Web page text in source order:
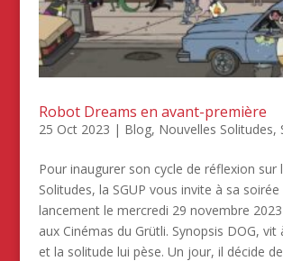
Robot Dreams en avant-première
25 Oct 2023 | Blog, Nouvelles Solitudes,
Pour inaugurer son cycle de réflexion sur
Solitudes, la SGUP vous invite à sa soirée
lancement le mercredi 29 novembre
aux Cinémas du Grütli. Synopsis DOG,
et la solitude lui pèse. Un jour, il décide